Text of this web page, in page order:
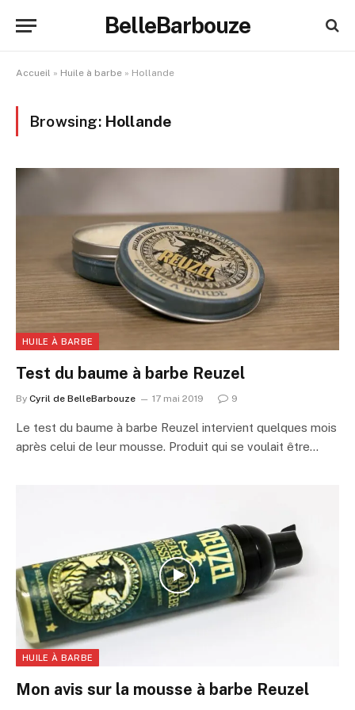
BelleBarbouze
Accueil » Huile à barbe » Hollande
Browsing: Hollande
HUILE À BARBE
Test du baume à barbe Reuzel
By Cyril de BelleBarbouze 17 mai 2019 9
Le test du baume à barbe Reuzel intervient quelques mois
après celui de leur mousse. Produit qui se voulait être…
HUILE À BARBE
Mon avis sur la mousse à barbe Reuzel